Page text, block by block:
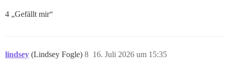
4 „Gefällt mir“
lindsey (Lindsey Fogle) 16. Juli 2026 um 15:35
8